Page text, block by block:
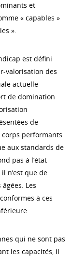
et
« capables »
».
est défini
valorisation des
actuelle
de domination
de
performants
aux standards de
pas à l’état
n’est que de
Les
à ces
qui ne sont pas
les capacités, il